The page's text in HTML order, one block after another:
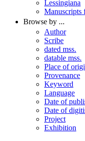
Lessingiana
Manuscripts
Browse by ...
Author
Scribe
dated mss.
datable mss.
Place of
Provenance
Keyword
Language
Date of
Date of
Project
Exhibition